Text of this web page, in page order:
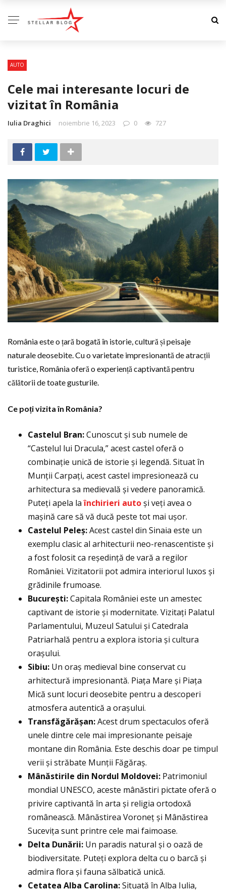
AUTO
Cele mai interesante locuri de
vizitat în România
Iulia Draghici noiembrie 16, 2023 0 727
România este o țară bogată în istorie, cultură și peisaje
naturale deosebite. Cu o varietate impresionantă de atracții
turistice, România oferă o experiență captivantă pentru
călătorii de toate gusturile.
Ce poți vizita în România?
Castelul Bran:Cunoscut și sub numele de
“Castelul lui Dracula,” acest castel oferă o
combinație unică de istorie și legendă. Situat în
Munții Carpați, acest castel impresionează cu
arhitectura sa medievală și vedere panoramică.
Puteți apela laînchirieri autoși veți avea o
mașină care să vă ducă peste tot mai ușor.
Castelul Peleș:Acest castel din Sinaia este un
exemplu clasic al arhitecturii neo-renascentiste și
a fost folosit ca reședință de vară a regilor
României. Vizitatorii pot admira interiorul luxos și
grădinile frumoase.
București:Capitala României este un amestec
captivant de istorie și modernitate. Vizitați Palatul
Parlamentului, Muzeul Satului și Catedrala
Patriarhală pentru a explora istoria și cultura
orașului.
Sibiu: Un oraș medieval bine conservat cu
arhitectură impresionantă. Piața Mare și Piața
Mică sunt locuri deosebite pentru a descoperi
atmosfera autentică a orașului.
Transfăgărășan:Acest drum spectaculos oferă
unele dintre cele mai impresionante peisaje
montane din România. Este deschis doar pe timpul
verii și străbate Munții Făgăraș.
Mânăstirile din Nordul Moldovei: Patrimoniul
mondial UNESCO, aceste mânăstiri pictate oferă o
privire captivantă în arta și religia ortodoxă
românească. Mânăstirea Voroneț și Mânăstirea
Sucevița sunt printre cele mai faimoase.
Delta Dunării: Un paradis natural și o oază de
biodiversitate. Puteți explora delta cu o barcă și
admira flora și fauna sălbatică unică.
Cetatea Alba Carolina:Situată în Alba Iulia,